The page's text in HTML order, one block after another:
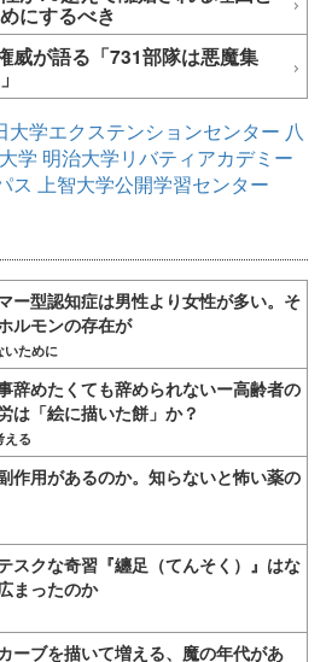
にするべき
威が語る「731部隊は悪魔集
大学エクステンションセンター 八
学 明治大学リバティアカデミー
ス 上智大学公開学習センター
ー型認知症は男性より女性が多い。そ
ルモンの存在が
いために
辞めたくても辞められないー高齢者の
は「絵に描いた餅」か？
える
作用があるのか。知らないと怖い薬の
スクな奇習『纏足（てんそく）』はな
まったのか
ーブを描いて増える、魔の年代があ